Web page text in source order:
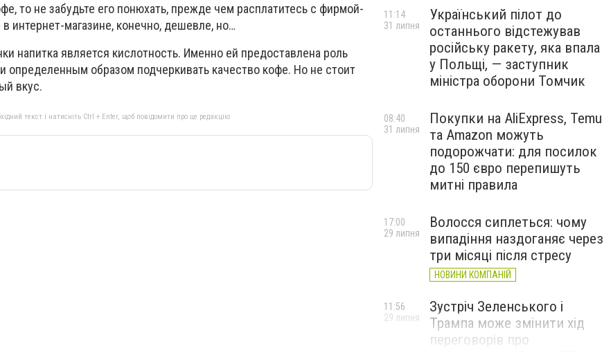
то не забудьте его понюхать, прежде чем расплатитесь с фирмой-
интернет-магазине, конечно, дешевле, но…
напитка является кислотность. Именно ей предоставлена роль
определенным образом подчеркивать качество кофе. Но не стоит
вкус.
текст і натисніть Ctrl + Enter, щоб повідомити про це редакцію
Український пілот до
останнього відстежував
російську ракету, яка впала
у Польщі, — заступник
міністра оборони Томчик
11:14
31 липня
Покупки на AliExpress, Temu
та Amazon можуть
подорожчати: для посилок
до 150 євро перепишуть
митні правила
08:40
31 липня
Волосся сиплеться: чому
випадіння наздоганяє через
три місяці після стресу
НОВИНИ КОМПАНІЙ
17:00
29 липня
Зустріч Зеленського і
Трампа може змінити хід
переговорів про
11:56
29 липня